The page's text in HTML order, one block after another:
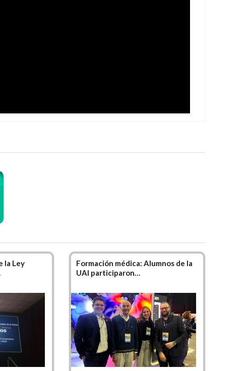
para sanar o atenuar su dolencia.
escuchar y comunicarse con su paciente,
Si bien la Licenciatura es abarcativa de
, hay tendencia a la orientación traumatológica
se realiza un proceso de formación científico
en un ensayo de investigación.
en su graduado, posibilitándole que él
científico, ético y solidario, de manera crítica
social actual. . .
la Ley
Formación médica: Alumnos de la
UAI participaron…